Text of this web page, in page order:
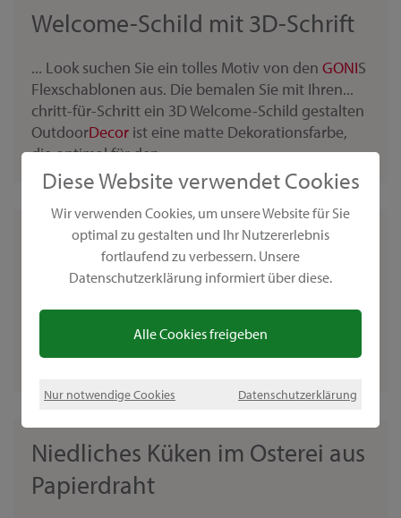
Diese Website verwendet Cookies
Wir verwenden Cookies, um unsere Website für Sie
optimal zu gestalten und Ihr Nutzererlebnis
fortlaufend zu verbessern. Unsere
Datenschutzerklärung informiert über diese.
Alle Cookies freigeben
Nur notwendige Cookies Datenschutzerklärung
Welcome-Schild mit 3D-Schrift
... Look suchen Sie ein tolles Motiv von den GONIS
Flexschablonen aus. Die bemalen Sie mit Ihren...
chritt-für-Schritt ein 3D Welcome-Schild gestalten
OutdoorDecor ist eine matte Dekorationsfarbe,
die optimal für den...
Übertöpfe mit
Pusteblumenmotiven verzieren
...Schritt-für-Schritt einen Blumentopf
GONIS DecoPointer sind
Perlenmalfarben, mit denen Sie im...
Niedliches Küken im Osterei aus
Papierdraht